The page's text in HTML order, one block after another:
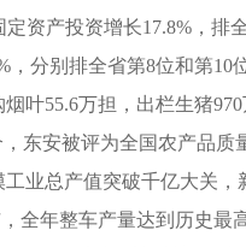
资产投资增长17.8%，排
，分别排全省第8位和第
叶55.6万担，出栏生猪
东安被评为全国农产品
业总产值突破千亿大关，
全年整车产量达到历史最